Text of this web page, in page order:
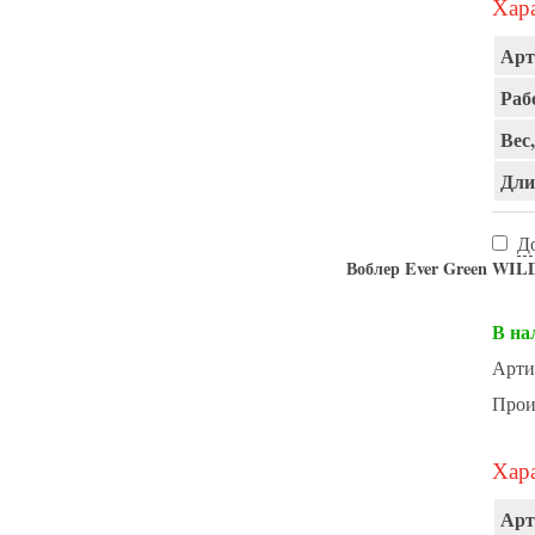
Воблер Ever Green
В